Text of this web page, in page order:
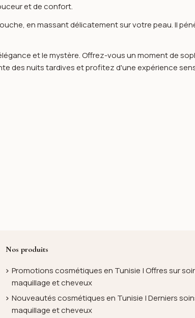
et de confort.
en massant délicatement sur votre peau. Il
et le mystère. Offrez-vous un moment de
des nuits tardives et profitez d'une expérience
Nos produits
Promotions cosmétiques en Tunisie | Offres sur
maquillage et cheveux
Nouveautés cosmétiques en Tunisie | Derniers
maquillage et cheveux